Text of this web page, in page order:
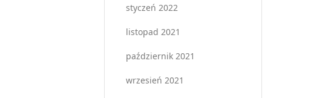
styczeń 2022
listopad 2021
październik 2021
wrzesień 2021